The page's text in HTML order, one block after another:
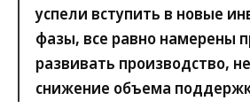
успели вступить в новые
фазы, все равно намерены
развивать производство,
снижение объема